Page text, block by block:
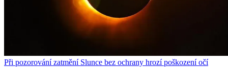
Při pozorování zatmění Slunce bez ochrany hrozí poškození očí